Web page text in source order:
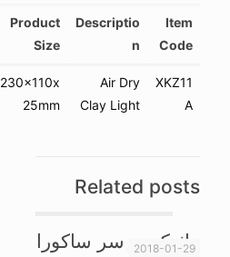
Item
Code
Descriptio
n
Product
Size
XKZ11
A
Air Dry
Clay Light
230x110x
25mm
Related posts
2018-01-29
ماژیک دو سر ساکورا